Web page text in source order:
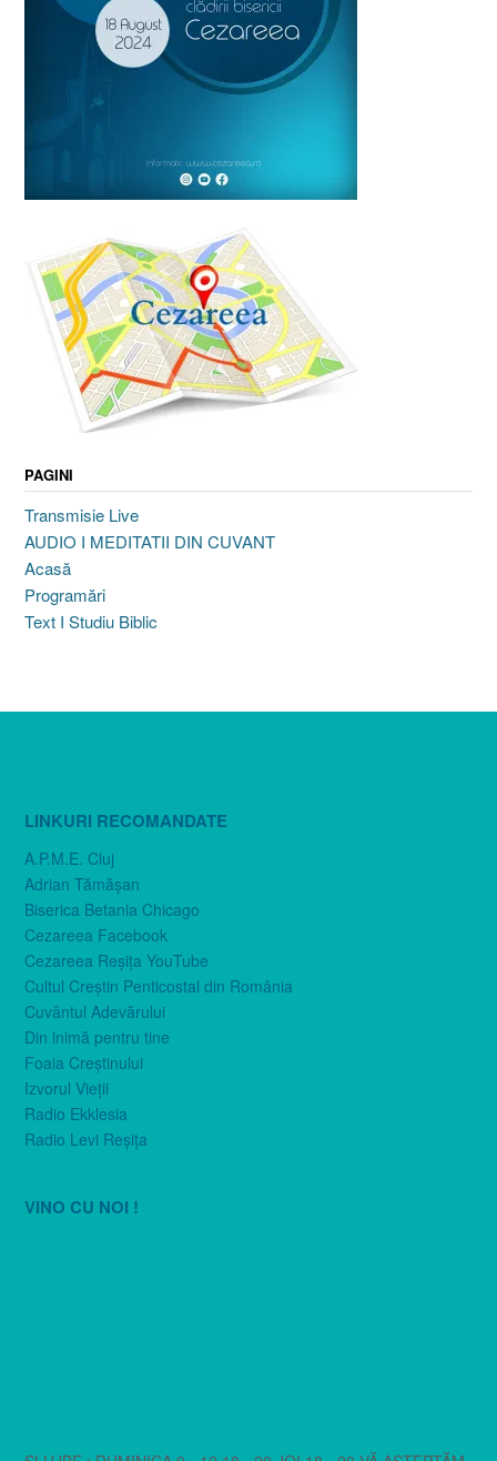
PAGINI
Transmisie Live
AUDIO I MEDITATII DIN CUVANT
Acasă
Programări
Text I Studiu Biblic
LINKURI RECOMANDATE
A.P.M.E. Cluj
Adrian Tămăşan
Biserica Betania Chicago
Cezareea Facebook
Cezareea Reşiţa YouTube
Cultul Creştin Penticostal din România
Cuvântul Adevărului
Din inimă pentru tine
Foaia Creştinului
Izvorul Vieţii
Radio Ekklesia
Radio Levi Reşiţa
VINO CU NOI !